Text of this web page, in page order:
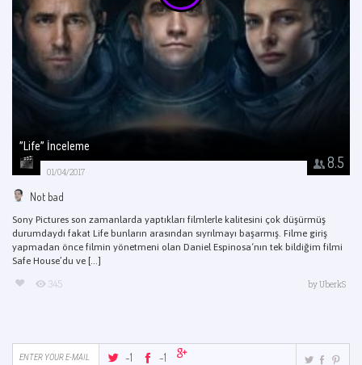
8.5
”Life” İnceleme
01/04/2017
Not bad
Sony Pictures son zamanlarda yaptıkları filmlerle kalitesini çok düşürmüş
durumdaydı fakat Life bunların arasından sıyrılmayı başarmış. Filme giriş
yapmadan önce filmin yönetmeni olan Daniel Espinosa‘nın tek bildiğim filmi
Safe House’du ve [...]
345 byUberkS
-1 -1